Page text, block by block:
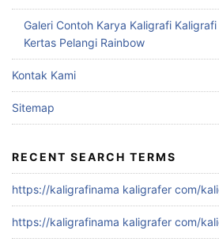
Galeri Contoh Karya Kaligrafi
Kertas Pelangi Rainbow
Kontak Kami
Sitemap
RECENT SEARCH TERMS
https://kaligrafinama kaligrafer com/
https://kaligrafinama kaligrafer com/